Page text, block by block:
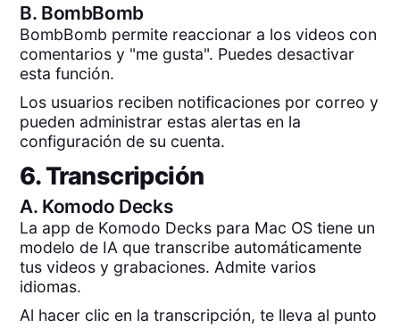
B. BombBomb
BombBomb permite reaccionar a los videos con
comentarios y "me gusta". Puedes desactivar
esta función.
Los usuarios reciben notificaciones por correo y
pueden administrar estas alertas en la
configuración de su cuenta.
6. Transcripción
A. Komodo Decks
La app de Komodo Decks para Mac OS tiene un
modelo de IA que transcribe automáticamente
tus videos y grabaciones. Admite varios
idiomas.
Al hacer clic en la transcripción, te lleva al punto